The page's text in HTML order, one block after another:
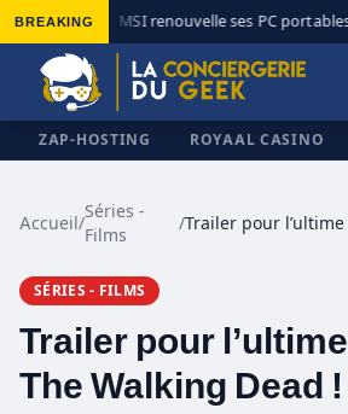
BREAKING MSI renouvelle ses PC
ZAP-HOSTING ROYAAL CASINO
Accueil/
Séries -
Films
/
SÉRIES - FILMS
Trailer pour
The Walking Dead !